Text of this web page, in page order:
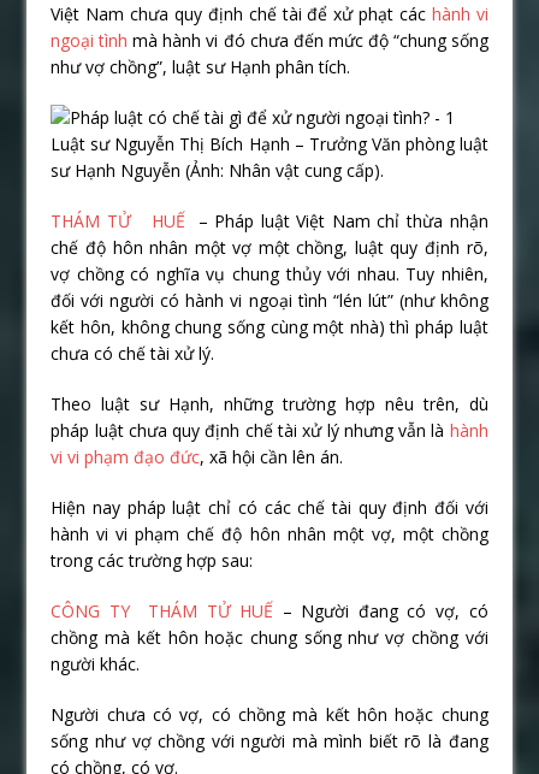
Việt Nam chưa quy định chế tài để xử phạt cáchành vi
ngoại tìnhmà hành vi đó chưa đến mức độ “chung sống
như vợ chồng”, luật sư Hạnh phân tích.
Luật sư Nguyễn Thị Bích Hạnh – Trưởng Văn phòng luật
sư Hạnh Nguyễn (Ảnh: Nhân vật cung cấp).
THÁM TỬ HUẾ – Pháp luật Việt Nam chỉ thừa nhận
chế độ hôn nhân một vợ một chồng, luật quy định rõ,
vợ chồng có nghĩa vụ chung thủy với nhau. Tuy nhiên,
đối với người có hành vi ngoại tình “lén lút” (như không
kết hôn, không chung sống cùng một nhà) thì pháp luật
chưa có chế tài xử lý.
Theo luật sư Hạnh, những trường hợp nêu trên, dù
pháp luật chưa quy định chế tài xử lý nhưng vẫn là hành
vi vi phạm đạo đức, xã hội cần lên án.
Hiện nay pháp luật chỉ có các chế tài quy định đối với
hành vi vi phạm chế độ hôn nhân một vợ, một chồng
trong các trường hợp sau:
CÔNG TY THÁM TỬ HUẾ – Người đang có vợ, có
chồng mà kết hôn hoặc chung sống như vợ chồng với
người khác.
Người chưa có vợ, có chồng mà kết hôn hoặc chung
sống như vợ chồng với người mà mình biết rõ là đang
có chồng, có vợ.